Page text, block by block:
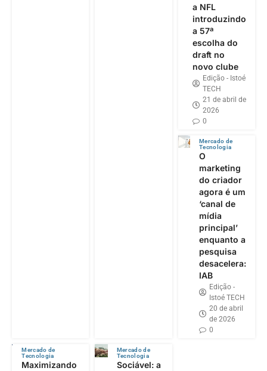
a NFL
introduzindo
a 57ª
escolha do
draft no
novo clube
Edição - Istoé
TECH
21 de abril de
2026
0
Mercado de
Tecnologia
O
marketing
do criador
agora é um
‘canal de
mídia
principal’
enquanto a
pesquisa
desacelera:
IAB
Edição -
Istoé TECH
20 de abril
de 2026
0
Mercado de
Tecnologia
Maximizando
Mercado de
Tecnologia
Sociável: a